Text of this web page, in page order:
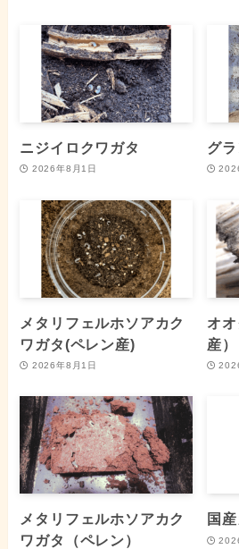
ニジイロクワガタ
2026年8月1日
グ
メタリフェルホソアカク
ワガタ(ペレン産)
2026年8月1日
オ
産）
メタリフェルホソアカク
ワガタ（ペレン）
国